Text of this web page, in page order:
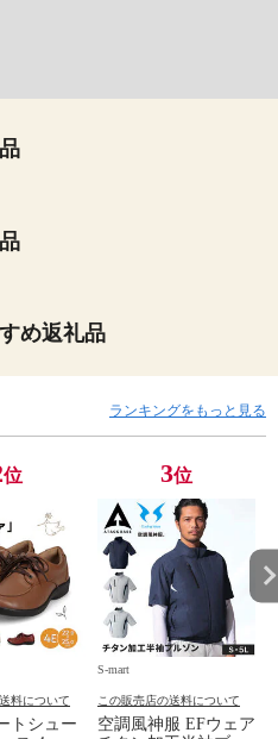
め返礼品
ランキングをもっと見る
位
料について
トシュー
3位
S-mart
この販売店の送料について
空調風神服 EFウェア